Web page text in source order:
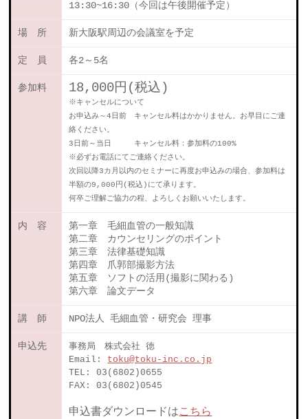
13:30~16:30（今回は午後開催予定）
場 所 新大阪駅周辺の会議室を予定
定 員 各2～5名
参加料 18,000円(税込)
※キャンセルについて
お申込み～4日前 キャンセル料はかかりません。お早目にご連
絡ください。
3日前～当日 キャンセル料：参加料の100%
※必ずお電話にてご連絡ください。
次回以降3カ月以内のセミナーに再度お申込みの場合、参加料は
半額の9,000円(税込)にて承ります。
何卒ご理解ご協力の程、よろしくお願いいたします。
内 容
第一章 毛細血管の一般知識
第二章 カウンセリングのポイント
第三章 法律基礎知識
第四章 爪郭部撮影方法
第五章 ソフトの活用(撮影に関わる)
第六章 論文データ
講 師 NPO法人 毛細血管・研究会 理事
申込先
事務局 株式会社 徳
Email: toku@toku-inc.co.jp
TEL: 03(6802)0655
FAX: 03(6802)0545
申込書ダウンロードはこちら